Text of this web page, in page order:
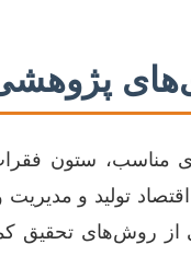
مناسب، ستون
تولید و
از روش‌های تحقیق